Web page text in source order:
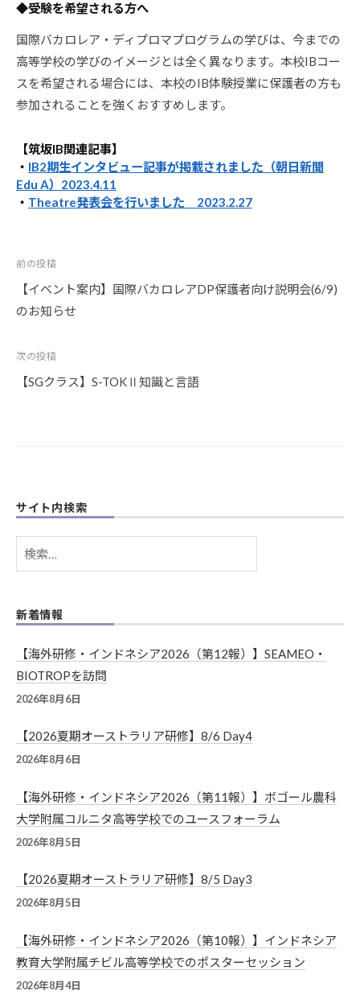
◆受験を希望される方へ
国際バカロレア・ディプロマプログラムの学びは、今までの
高等学校の学びのイメージとは全く異なります。本校IBコー
スを希望される場合には、本校のIB体験授業に保護者の方も
参加されることを強くおすすめします。
【筑坂IB関連記事】
・ IB2期生インタビュー記事が掲載されました（朝日新聞
Edu A）2023.4.11
・ Theatre発表会を行いました 2023.2.27
投
稿
ナ
ゲ
ー
前の投稿
【イベント案内】国際バカロレアDP保護者向け説明会(6/9)
のお知らせ
次の投稿
【SGクラス】S-TOKⅡ知識と言語
サイト内検索
検
索:
新着情報
【海外研修・インドネシア2026（第12報）】SEAMEO・
BIOTROPを訪問
2026年8月6日
【2026夏期オーストラリア研修】8/6 Day4
2026年8月6日
【海外研修・インドネシア2026（第11報）】ボゴール農科
大学附属コルニタ高等学校でのユースフォーラム
2026年8月5日
【2026夏期オーストラリア研修】8/5 Day3
2026年8月5日
【海外研修・インドネシア2026（第10報）】インドネシア
教育大学附属チビル高等学校でのポスターセッション
2026年8月4日